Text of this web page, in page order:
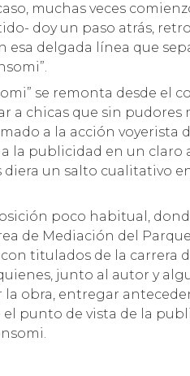
muchas veces
doy un paso atrás,
delgada línea que
se remonta desde el
a chicas que sin pudores
a la acción voyerista
la publicidad en un claro
un salto cualitativo
poco habitual,
de Mediación del
titulados de la carrera
junto al autor y
obra, entregar
punto de vista de la